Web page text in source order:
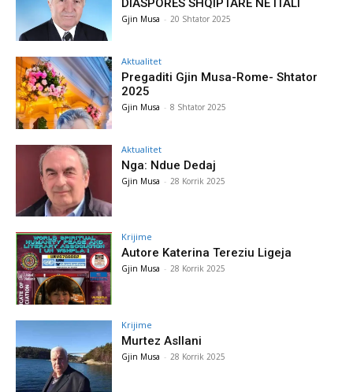
DIASPORËS SHQIPTARE NË ITALI
Gjin Musa - 20 Shtator 2025
Aktualitet
Pregaditi Gjin Musa-Rome- Shtator
2025
Gjin Musa - 8 Shtator 2025
Aktualitet
Nga: Ndue Dedaj
Gjin Musa - 28 Korrik 2025
Krijime
Autore Katerina Tereziu Ligeja
Gjin Musa - 28 Korrik 2025
Krijime
Murtez Asllani
Gjin Musa - 28 Korrik 2025